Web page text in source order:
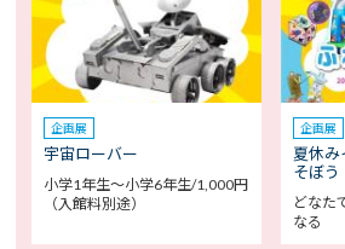
企画展
宇宙ローバー
小学1年生～小学6年生/1,000円
（入館料別途）
企画展
夏休み
そぼう
どなた
なる